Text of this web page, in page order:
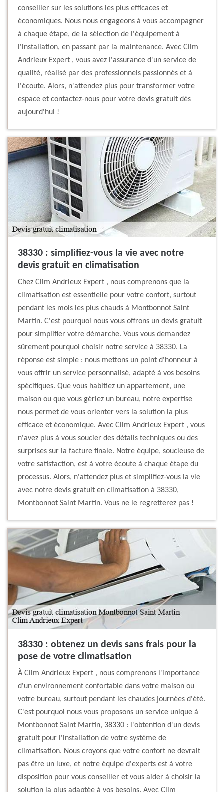
conseiller sur les solutions les plus efficaces et
économiques. Nous nous engageons à vous accompagner
à chaque étape, de la sélection de l'équipement à
l'installation, en passant par la maintenance. Avec Clim
Andrieux Expert , vous avez l'assurance d'un service de
qualité, réalisé par des professionnels passionnés et à
l'écoute. Alors, n'attendez plus pour transformer votre
espace et contactez-nous pour votre devis gratuit dès
aujourd'hui !
38330 : simplifiez-vous la vie avec notre
devis gratuit en climatisation
Chez Clim Andrieux Expert , nous comprenons que la
climatisation est essentielle pour votre confort, surtout
pendant les mois les plus chauds à Montbonnot Saint
Martin. C'est pourquoi nous vous offrons un devis gratuit
pour simplifier votre démarche. Vous vous demandez
sûrement pourquoi choisir notre service à 38330. La
réponse est simple : nous mettons un point d'honneur à
vous offrir un service personnalisé, adapté à vos besoins
spécifiques. Que vous habitiez un appartement, une
maison ou que vous gériez un bureau, notre expertise
nous permet de vous orienter vers la solution la plus
efficace et économique. Avec Clim Andrieux Expert , vous
n'avez plus à vous soucier des détails techniques ou des
surprises sur la facture finale. Notre équipe, soucieuse de
votre satisfaction, est à votre écoute à chaque étape du
processus. Alors, n'attendez plus et simplifiez-vous la vie
avec notre devis gratuit en climatisation à 38330,
Montbonnot Saint Martin. Vous ne le regretterez pas !
38330 : obtenez un devis sans frais pour la
pose de votre climatisation
À Clim Andrieux Expert , nous comprenons l'importance
d'un environnement confortable dans votre maison ou
votre bureau, surtout pendant les chaudes journées d'été.
C'est pourquoi nous vous proposons un service unique à
Montbonnot Saint Martin, 38330 : l'obtention d'un devis
gratuit pour l'installation de votre système de
climatisation. Nous croyons que votre confort ne devrait
pas être un luxe, et notre équipe d'experts est à votre
disposition pour vous conseiller et vous aider à choisir la